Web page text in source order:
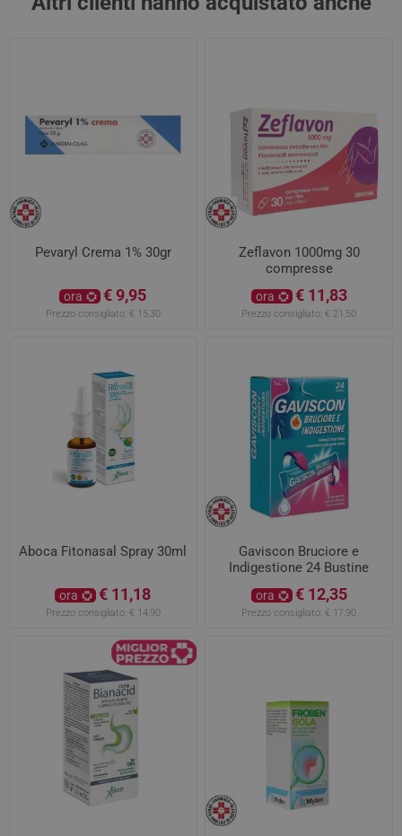
Pevaryl Crema 1% 30gr
ora € 9,95
Prezzo consigliato: € 15,30
Zeflavon 1000mg 30
compresse
ora € 11,83
Prezzo consigliato: € 21,50
Aboca Fitonasal Spray 30ml
ora € 11,18
Prezzo consigliato: € 14,90
Gaviscon Bruciore e
Indigestione 24 Bustine
ora € 12,35
Prezzo consigliato: € 17,90